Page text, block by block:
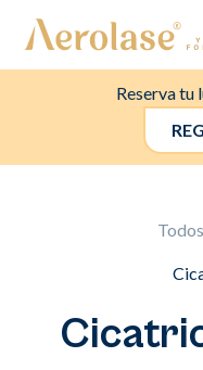
Reserva tu